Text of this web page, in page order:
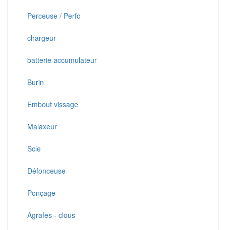
Perceuse / Perfo
chargeur
batterie accumulateur
Burin
Embout vissage
Malaxeur
Scie
Défonceuse
Ponçage
Agrafes - clous